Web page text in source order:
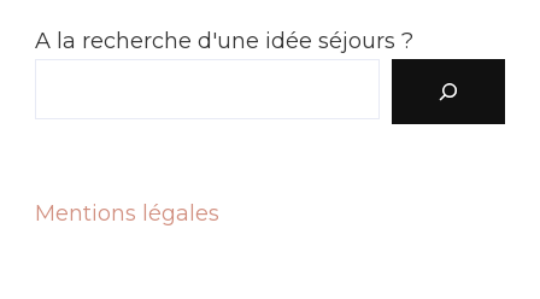
A la recherche d'une idée séjours ?
Mentions légales